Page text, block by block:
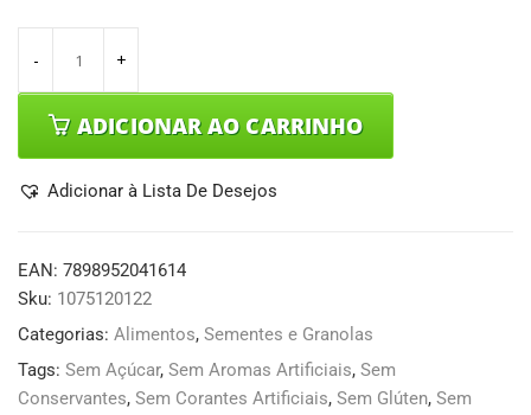
ADICIONAR AO CARRINHO
Adicionar à Lista De Desejos
EAN: 7898952041614
Sku: 1075120122
Categorias: Alimentos, Sementes e Granolas
Tags: Sem Açúcar, Sem Aromas Artificiais, Sem
Conservantes, Sem Corantes Artificiais, Sem Glúten, Sem